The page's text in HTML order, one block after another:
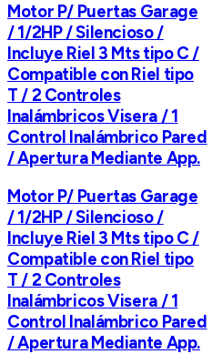
Motor P/ Puertas Garage
/ 1/2HP / Silencioso /
Incluye Riel 3 Mts tipo C /
Compatible con Riel tipo
T / 2 Controles
Inalámbricos Visera / 1
Control Inalámbrico Pared
/ Apertura Mediante App.
Motor P/ Puertas Garage
/ 1/2HP / Silencioso /
Incluye Riel 3 Mts tipo C /
Compatible con Riel tipo
T / 2 Controles
Inalámbricos Visera / 1
Control Inalámbrico Pared
/ Apertura Mediante App.